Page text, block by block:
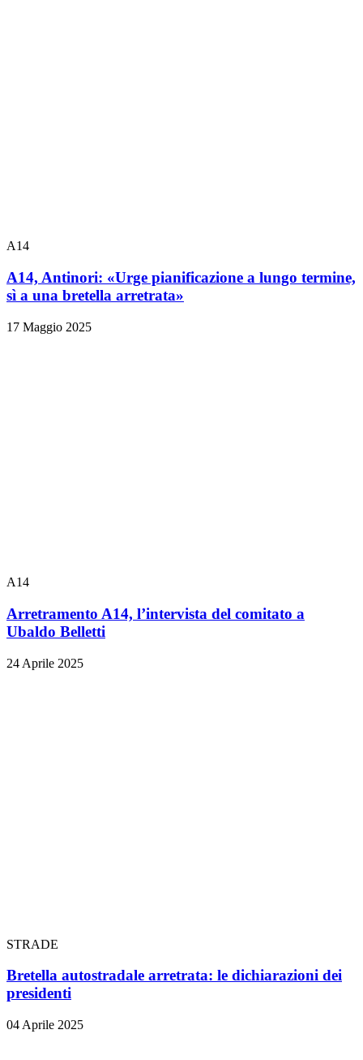
A14
A14, Antinori: «Urge pianificazione a lungo termine,
sì a una bretella arretrata»
17 Maggio 2025
A14
Arretramento A14, l’intervista del comitato a
Ubaldo Belletti
24 Aprile 2025
STRADE
Bretella autostradale arretrata: le dichiarazioni dei
presidenti
04 Aprile 2025